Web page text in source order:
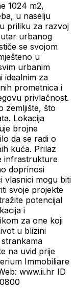
1024 m2,
u naselju
priliku za razvoj
urbanog
se svojom
u
urbanim
idealnim za
prometnica i
privlačnost.
zemljište, što
Lokacija
brojne
da se radi o
kuća. Prilaz
infrastrukture
doprinosi
vlasnici mogu biti
svoje projekte
potencijal
i
za one koji
u blizini
na uvid prije
Immobiliare
www.ii.hr ID